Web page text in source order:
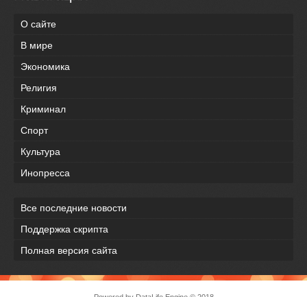
О сайте
В мире
Экономика
Религия
Криминал
Спорт
Культура
Инопресса
Все последние новости
Поддержка скрипта
Полная версия сайта